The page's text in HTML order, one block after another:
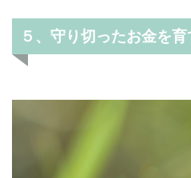
５、守り切ったお金を育